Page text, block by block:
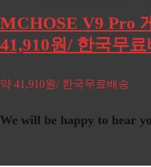
MCHOSE V9 Pro
41,910원/ 한국무
약 41,910원/ 한국무료배송
We will be happy to hear